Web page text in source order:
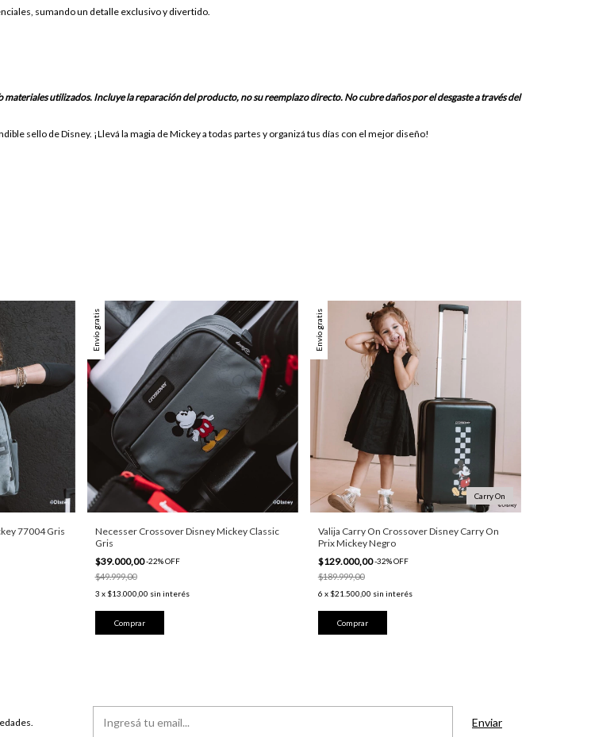
sumando un detalle exclusivo y divertido.
utilizados. Incluye la reparación del producto, no su reemplazo directo. No cubre daños por el desgaste a través del
sello de Disney. ¡Llevá la magia de Mickey a todas partes y organizá tus días con el mejor diseño!
77004 Gris
Envío gratis
Necesser Crossover Disney Mickey Classic
Gris
$39.000,00-22%OFF
$49.999,00
3 x $13.000,00 sin interés
Envío gratis
Carry On
Valija Carry On Crossover Disney Carry On
Prix Mickey Negro
$129.000,00-32%OFF
$189.999,00
6 x $21.500,00 sin interés